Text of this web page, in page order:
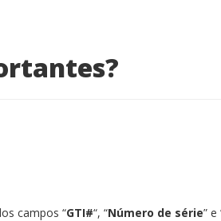
campos “GTI#“, “Número de série” e